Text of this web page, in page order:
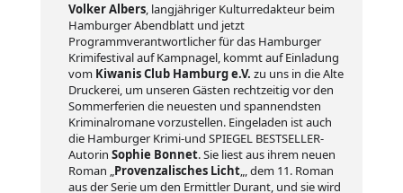
Volker Albers, langjähriger Kulturredakteur beim
Hamburger Abendblatt und jetzt
Programmverantwortlicher für das Hamburger
Krimifestival auf Kampnagel, kommt auf Einladung
vom Kiwanis Club Hamburg e.V. zu uns in die Alte
Druckerei, um unseren Gästen rechtzeitig vor den
Sommerferien die neuesten und spannendsten
Kriminalromane vorzustellen. Eingeladen ist auch
die Hamburger Krimi-und SPIEGEL BESTSELLER-
Autorin Sophie Bonnet. Sie liest aus ihrem neuen
Roman „Provenzalisches Licht„, dem 11. Roman
aus der Serie um den Ermittler Durant, und sie wird